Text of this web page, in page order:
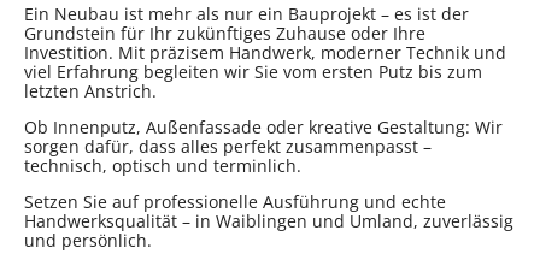
Ein Neubau ist mehr als nur ein Bauprojekt – es ist der
Grundstein für Ihr zukünftiges Zuhause oder Ihre
Investition. Mit präzisem Handwerk, moderner Technik und
viel Erfahrung begleiten wir Sie vom ersten Putz bis zum
letzten Anstrich.
Ob Innenputz, Außenfassade oder kreative Gestaltung: Wir
sorgen dafür, dass alles perfekt zusammenpasst –
technisch, optisch und terminlich.
Setzen Sie auf professionelle Ausführung und echte
Handwerksqualität – in Waiblingen und Umland, zuverlässig
und persönlich.